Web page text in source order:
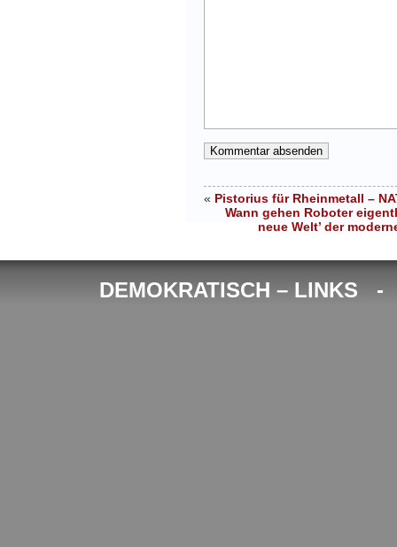
« Pistorius für Rheinmetall –
Wann gehen Roboter
neue Welt’ der
DEMOKRATISCH – LINKS